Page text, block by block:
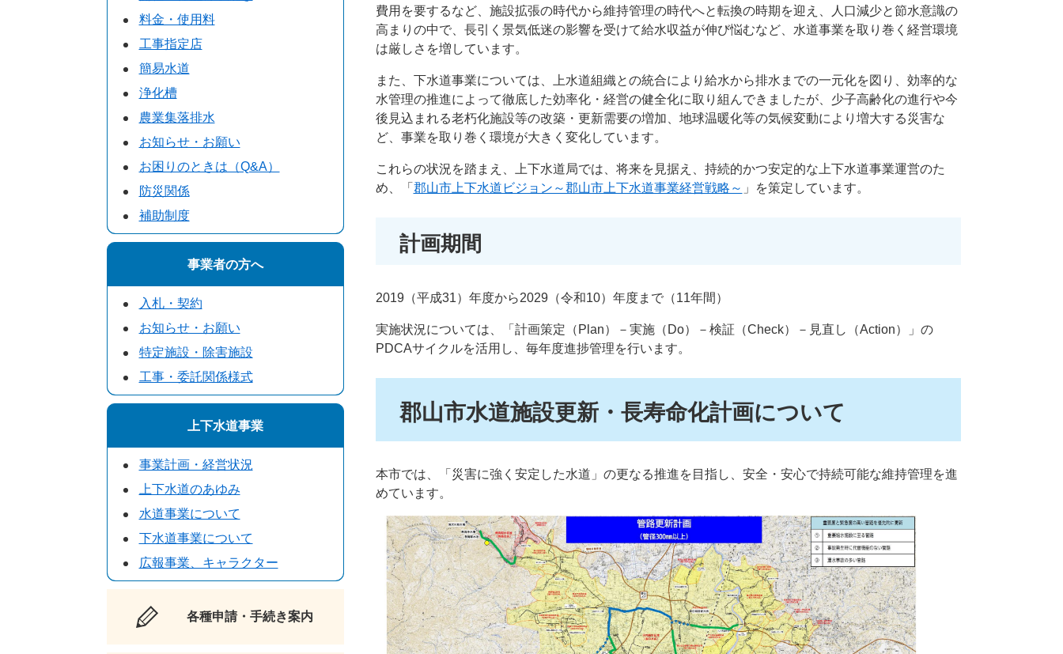
費用を要するなど、施設拡張の時代から維持管理の時代へと転換の時期を迎え、人口減少と節水意識の
高まりの中で、長引く景気低迷の影響を受けて給水収益が伸び悩むなど、水道事業を取り巻く経営環境
は厳しさを増しています。
また、下水道事業については、上水道組織との統合により給水から排水までの一元化を図り、効率的な
水管理の推進によって徹底した効率化・経営の健全化に取り組んできましたが、少子高齢化の進行や今
後見込まれる老朽化施設等の改築・更新需要の増加、地球温暖化等の気候変動により増大する災害な
ど、事業を取り巻く環境が大きく変化しています。
これらの状況を踏まえ、上下水道局では、将来を見据え、持続的かつ安定的な上下水道事業運営のた
め、「 郡山市上下水道ビジョン～郡山市上下水道事業経営戦略～ 」を策定しています。
計画期間
2019（平成31）年度から2029（令和10）年度まで（11年間）
実施状況については、「計画策定（Plan）－実施（Do）－検証（Check）－見直し（Action）」の
PDCAサイクルを活用し、毎年度進捗管理を行います。
郡山市水道施設更新・長寿命化計画について
本市では、「災害に強く安定した水道」の更なる推進を目指し、安全・安心で持続可能な維持管理を進
めています。
料金・使用料
工事指定店
簡易水道
浄化槽
農業集落排水
お知らせ・お願い
お困りのときは（Q&A）
防災関係
補助制度
事業者の方へ
入札・契約
お知らせ・お願い
特定施設・除害施設
工事・委託関係様式
上下水道事業
事業計画・経営状況
上下水道のあゆみ
水道事業について
下水道事業について
広報事業、キャラクター
各種申請・手続き案内